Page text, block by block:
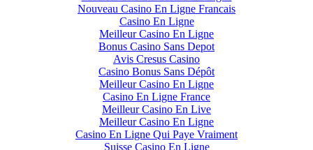
Nouveau Casino En Ligne Francais
Casino En Ligne
Meilleur Casino En Ligne
Bonus Casino Sans Depot
Avis Cresus Casino
Casino Bonus Sans Dépôt
Meilleur Casino En Ligne
Casino En Ligne France
Meilleur Casino En Live
Meilleur Casino En Ligne
Casino En Ligne Qui Paye Vraiment
Suisse Casino En Ligne